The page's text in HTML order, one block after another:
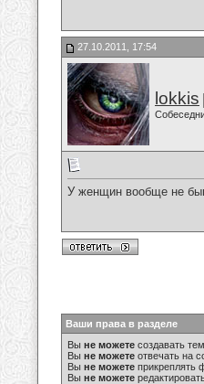
27.10.2011, 17:54
lokkis
У женщин вообще не
Ваши права в разделе
Вы не можете создавать
Вы не можете отвечать на
Вы не можете прикреплять
Вы не можете